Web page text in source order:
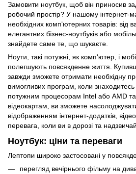
Замовити ноутбук, щоб він приносив
робочий простір? У нашому інтернет-
необхідних комп'ютерних товарів: від
елегантних бізнес-ноутбуків або
знайдете саме те, що шукаєте.
Ноути, такі потужні, як комп'ютер, і
полегшують повсякденне життя.
завжди зможете отримати необхідну
вимогливих програм, коли знаходитесь
потужним процесорам Intel або AMD та
відеокартам, ви зможете
відображенням інтернет-додатків,
перевага, коли ви в дорозі та
Ноутбук: ціни та переваги
Лептопи широко застосовані у
перегляд вечірнього фільму на